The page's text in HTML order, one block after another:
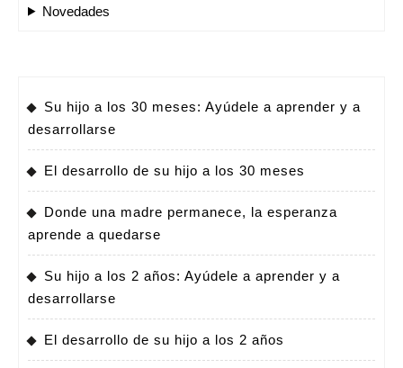
Novedades
Su hijo a los 30 meses: Ayúdele a aprender y a
desarrollarse
El desarrollo de su hijo a los 30 meses
Donde una madre permanece, la esperanza
aprende a quedarse
Su hijo a los 2 años: Ayúdele a aprender y a
desarrollarse
El desarrollo de su hijo a los 2 años